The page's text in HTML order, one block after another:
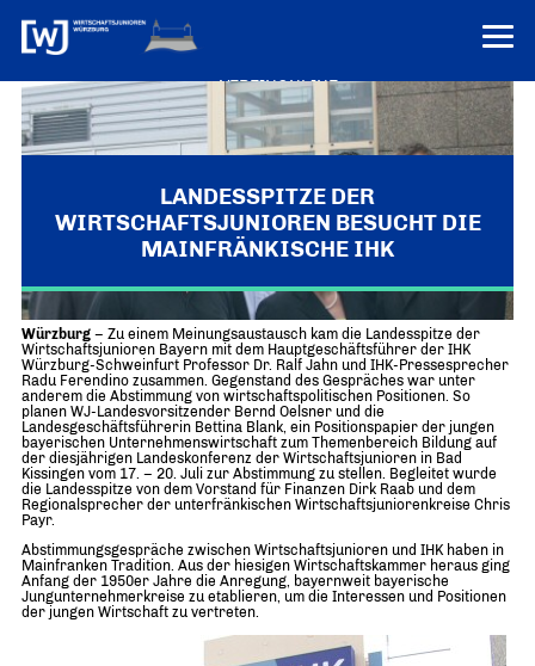
VEREINONLINE
AKTUELLES
ÜBER UNS
Über uns
Über uns
Forum „Junge Wirtschaft“ – Mitgliedermagazin
Mitglieder
UNSER NETZWERK
Mitglieder
Senatoren
TERMINE
PRESSEMELDUNGEN
PROJEKTE
INFORMATIONEN
Ziele
Imagefilm
Merchandising-Klamotten
LANDESSPITZE DER
WIRTSCHAFTSJUNIOREN BESUCHT DIE
MAINFRÄNKISCHE IHK
Würzburg – Zu einem Meinungsaustausch kam die Landesspitze der
Wirtschaftsjunioren Bayern mit dem Hauptgeschäftsführer der IHK
Würzburg-Schweinfurt Professor Dr. Ralf Jahn und IHK-Pressesprecher
Radu Ferendino zusammen. Gegenstand des Gespräches war unter
anderem die Abstimmung von wirtschaftspolitischen Positionen. So
planen WJ-Landesvorsitzender Bernd Oelsner und die
Landesgeschäftsführerin Bettina Blank, ein Positionspapier der jungen
bayerischen Unternehmenswirtschaft zum Themenbereich Bildung auf
der diesjährigen Landeskonferenz der Wirtschaftsjunioren in Bad
Kissingen vom 17. – 20. Juli zur Abstimmung zu stellen. Begleitet wurde
die Landesspitze von dem Vorstand für Finanzen Dirk Raab und dem
Regionalsprecher der unterfränkischen Wirtschaftsjuniorenkreise Chris
Payr.
Abstimmungsgespräche zwischen Wirtschaftsjunioren und IHK haben in
Mainfranken Tradition. Aus der hiesigen Wirtschaftskammer heraus ging
Anfang der 1950er Jahre die Anregung, bayernweit bayerische
Jungunternehmerkreise zu etablieren, um die Interessen und Positionen
der jungen Wirtschaft zu vertreten.